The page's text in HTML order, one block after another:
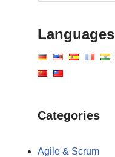
Languages
Categories
Agile & Scrum